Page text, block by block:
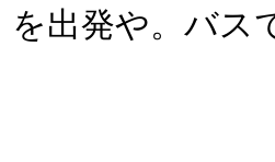
を出発や。バス